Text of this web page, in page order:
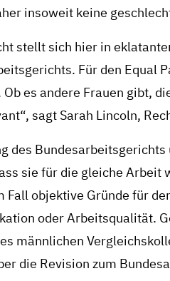
insoweit keine
stellt sich hier in
Für den Equal
es andere Frauen gibt,
sagt Sarah Lincoln,
des
sie für die gleiche
Fall objektive Gründe für
oder Arbeitsqualität.
männlichen
die Revision zum